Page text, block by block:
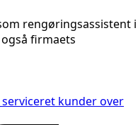
rengøringsassistent i
firmaets
kunder over